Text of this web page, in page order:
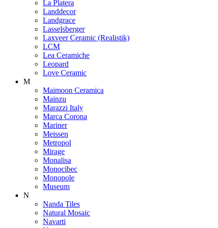
La Platera
Landdecor
Landgrace
Lasselsberger
Laxveer Ceramic (Realistik)
LCM
Lea Ceramiche
Leopard
Love Ceramic
M
Maimoon Ceramica
Mainzu
Marazzi Italy
Marca Corona
Mariner
Meissen
Metropol
Mirage
Monalisa
Monocibec
Monopole
Museum
N
Nanda Tiles
Natural Mosaic
Navarti